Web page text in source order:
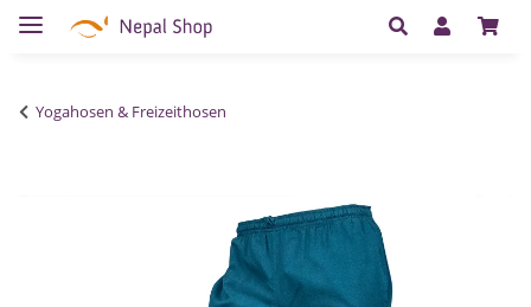
Yogahosen & Freizeithosen